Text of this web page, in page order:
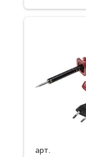
арт.